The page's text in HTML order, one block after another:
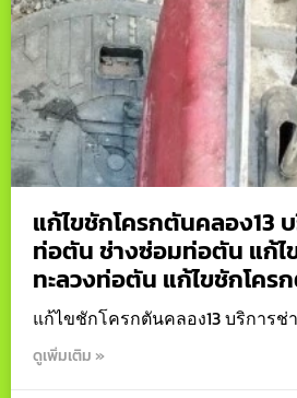
แก้ไขชักโครกตันคลอง13
ท่อตัน ช่างซ่อมท่อตัน แก้ไ
ทะลวงท่อตัน แก้ไขชักโคร
แก้ไขชักโครกตันคลอง13 บริการช่
ดูเพิ่มเติม »